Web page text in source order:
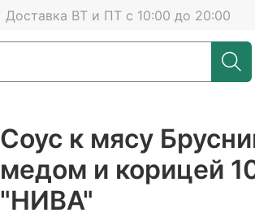
Доставка ВТ и ПТ с 10:00 до 20:00
Соус к мясу
медом и корицей
"НИВА"